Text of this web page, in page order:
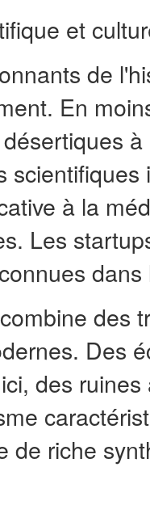
et
de
En
à la
Les
des
Des
des
de riche